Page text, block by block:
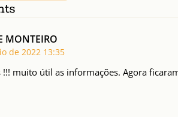
MONTEIRO
de 2022 13:35
!!! muito útil as informações. Agora